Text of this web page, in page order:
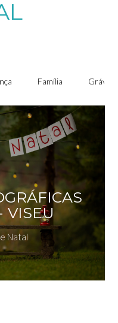
Família Grávida
VISEU
Natal